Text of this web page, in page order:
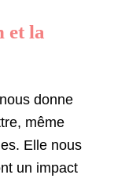
et la
donne
même
Elle nous
un impact